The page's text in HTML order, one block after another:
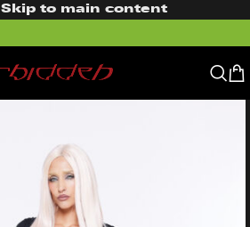
Skip to main content